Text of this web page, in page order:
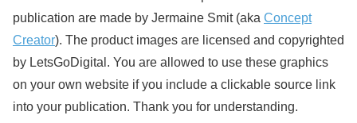
publication are made by Jermaine Smit (aka Concept
Creator). The product images are licensed and copyrighted
by LetsGoDigital. You are allowed to use these graphics
on your own website if you include a clickable source link
into your publication. Thank you for understanding.